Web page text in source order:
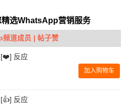
选WhatsApp营销服务
道成员 | 帖子赞
[❤️] 反应
加入购物车
反应